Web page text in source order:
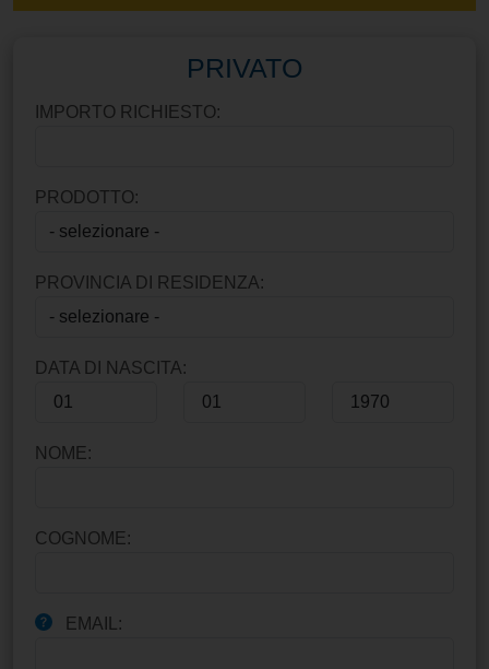
PRIVATO
IMPORTO RICHIESTO:
PRODOTTO:
PROVINCIA DI RESIDENZA:
DATA DI NASCITA:
NOME:
COGNOME:
EMAIL: